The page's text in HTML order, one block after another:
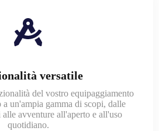
versatile
del vostro equipaggiamento
a un'ampia gamma di scopi, dalle
avventure all'aperto e all'uso
quotidiano.